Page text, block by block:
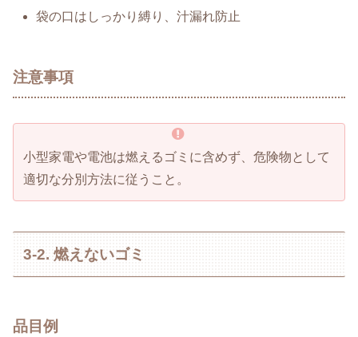
袋の口はしっかり縛り、汁漏れ防止
注意事項
小型家電や電池は燃えるゴミに含めず、危険物として
適切な分別方法に従うこと。
3-2. 燃えないゴミ
品目例